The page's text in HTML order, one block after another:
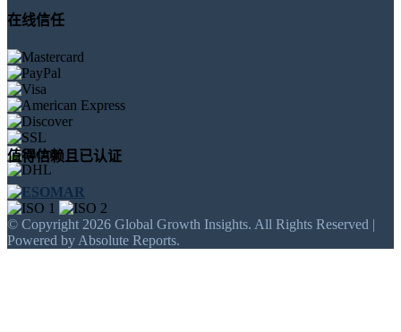
在线信任
值得信赖且已认证
© Copyright 2026 Global Growth Insights. All Rights Reserved |
Powered by Absolute Reports.